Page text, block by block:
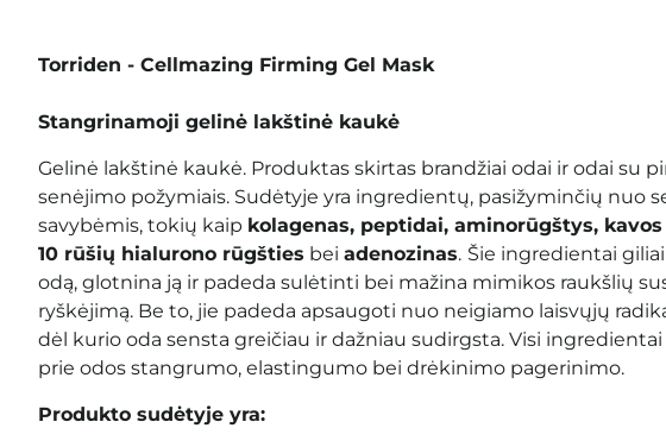
Torriden - Cellmazing Firming Gel Mask
Stangrinamoji gelinė lakštinė kaukė
Gelinė lakštinė kaukė. Produktas skirtas brandžiai odai ir odai su
senėjimo požymiais. Sudėtyje yra ingredientų, pasižyminčių nuo
savybėmis, tokių kaip kolagenas, peptidai, aminorūgštys,
10 rūšių hialurono rūgšties bei adenozinas. Šie ingredientai
odą, glotnina ją ir padeda sulėtinti bei mažina mimikos raukšlių
ryškėjimą. Be to, jie padeda apsaugoti nuo neigiamo laisvųjų
dėl kurio oda sensta greičiau ir dažniau sudirgsta. Visi
prie odos stangrumo, elastingumo bei drėkinimo pagerinimo.
Produkto sudėtyje yra: